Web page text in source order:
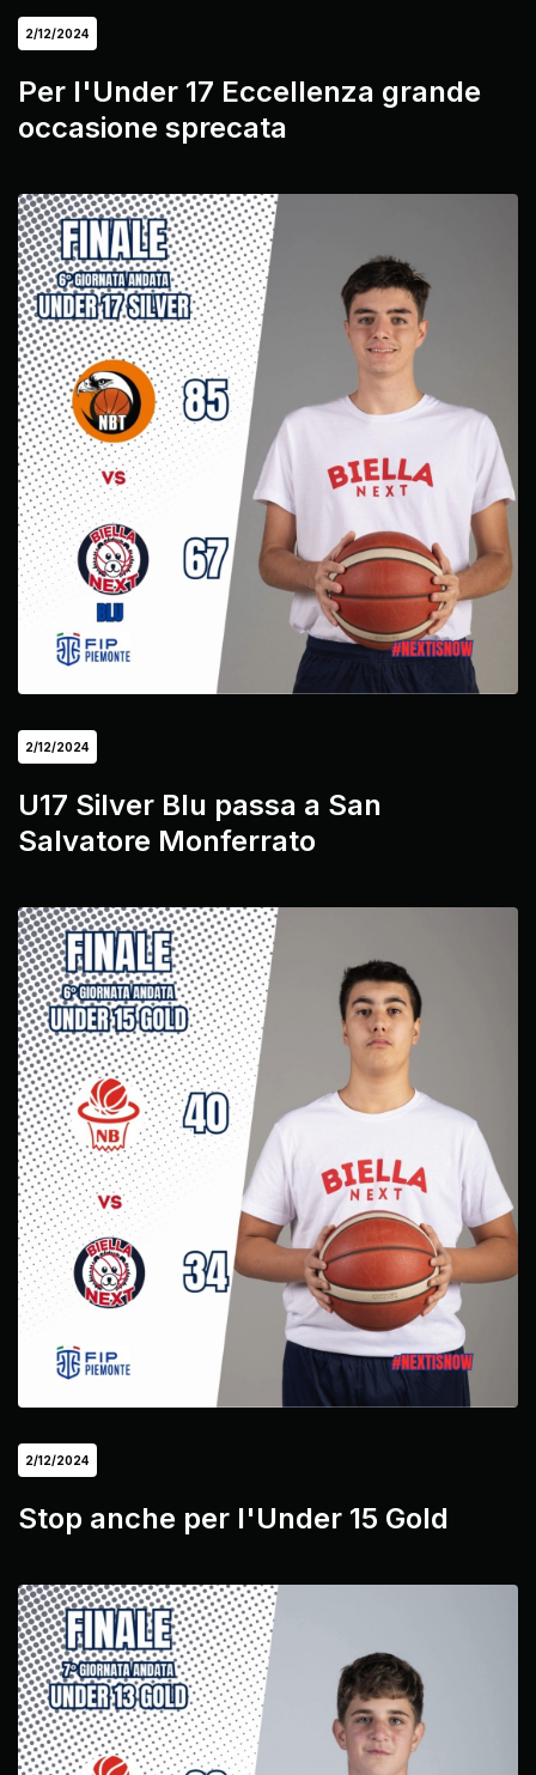
2/12/2024
Per l'Under 17 Eccellenza grande
occasione sprecata
2/12/2024
U17 Silver Blu passa a San
Salvatore Monferrato
2/12/2024
Stop anche per l'Under 15 Gold